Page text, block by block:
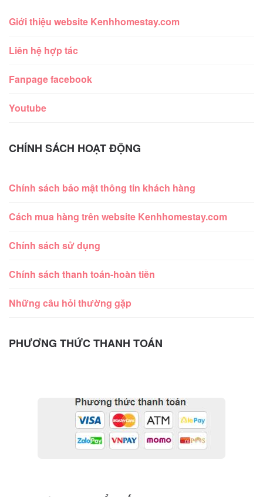
Giới thiệu website Kenhhomestay.com
Liên hệ hợp tác
Fanpage facebook
Youtube
CHÍNH SÁCH HOẠT ĐỘNG
Chính sách bảo mật thông tin khách hàng
Cách mua hàng trên website Kenhhomestay.com
Chính sách sử dụng
Chính sách thanh toán-hoàn tiền
Những câu hỏi thường gặp
PHƯƠNG THỨC THANH TOÁN